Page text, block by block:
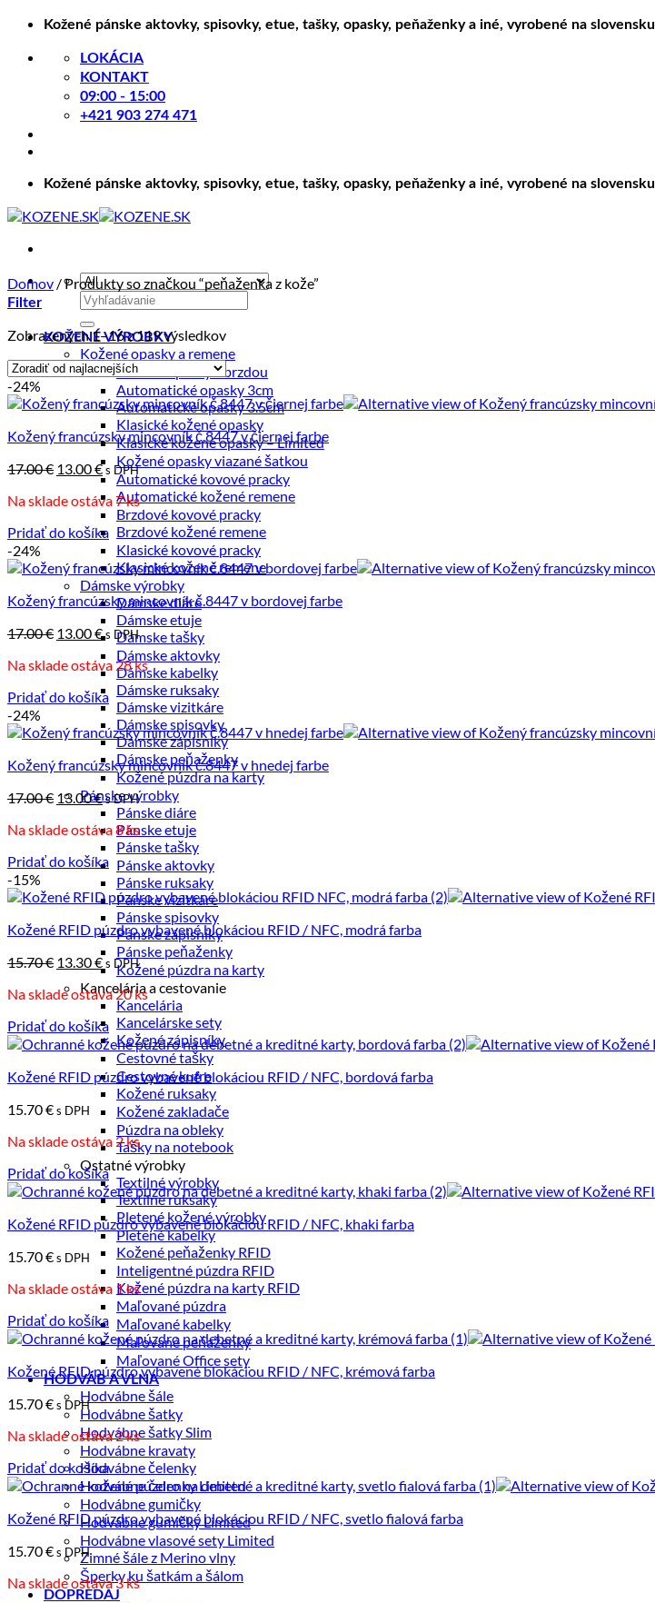
Skip
content
Kožené pánske aktovky, spisovky, etue, tašky, opasky, peňaženky a iné, vyrobené na slovensku
LOKÁCIA
KONTAKT
09:00 - 15:00
+421 903 274 471
Kožené pánske aktovky, spisovky, etue, tašky, opasky, peňaženky a iné, vyrobené na slovensku
Hľadať:
KOŽENÉ VÝROBKY
Kožené opasky a remene
Kožené opasky s brzdou
Automatické opasky 3cm
Automatické opasky 3.5cm
Klasické kožené opasky
Klasické kožené opasky – Limited
Kožené opasky viazané šatkou
Automatické kovové pracky
Automatické kožené remene
Brzdové kovové pracky
Brzdové kožené remene
Klasické kovové pracky
Klasické kožené remene
Dámske výrobky
Dámske diáre
Dámske etuje
Dámske tašky
Dámske aktovky
Dámske kabelky
Dámske ruksaky
Dámske vizitkáre
Dámske spisovky
Dámske zápisníky
Dámske peňaženky
Kožené púzdra na karty
Pánske výrobky
Pánske diáre
Pánske etuje
Pánske tašky
Pánske aktovky
Pánske ruksaky
Pánske vizitkáre
Pánske spisovky
Pánske zápisníky
Pánske peňaženky
Kožené púzdra na karty
Kancelária a cestovanie
Kancelária
Kancelárske sety
Kožené zápisníky
Cestovné tašky
Cestovné kufre
Kožené ruksaky
Kožené zakladače
Púzdra na obleky
Tašky na notebook
Ostatné výrobky
Textilné výrobky
Textilné ruksaky
Pletené kožené výrobky
Pletené kabelky
Kožené peňaženky RFID
Inteligentné púzdra RFID
Kožené púzdra na karty RFID
Maľované púzdra
Maľované kabelky
Maľované peňaženky
Maľované Office sety
HODVÁB A VLNA
Hodvábne šále
Hodvábne šatky
Hodvábne šatky Slim
Hodvábne kravaty
Hodvábne čelenky
Hodvábne čelenky Limited
Hodvábne gumičky
Hodvábne gumičky Limited
Hodvábne vlasové sety Limited
Zimné šále z Merino vlny
Šperky ku šatkám a šálom
DOPREDAJ
Domov /Produkty so značkou “peňaženka z kože”
Filter
Zobrazených 1–16 z 119 výsledkovZoradené
podľa
ceny:
od
najnižšej
po
najvyššiu
-24%
Kožený francúzsky mincovník č.8447 v čiernej farbe
17.00€ Pôvodná
bola:
17.00 €.
13.00€Aktuálna
cena
je:
13.00 €.
s DPH
Na sklade ostáva 7 ks
Pridať do košíka
-24%
Kožený francúzsky mincovník č.8447 v bordovej farbe
17.00€ Pôvodná
bola:
13.00€Aktuálna
cena
je:
13.00 €.
s DPH
Na sklade ostáva 28 ks
Pridať do košíka
-24%
Kožený francúzsky mincovník č.8447 v hnedej farbe
17.00€ Pôvodná
bola:
17.00 €.
13.00€Aktuálna
cena
je:
13.00 €.
s DPH
Na sklade ostáva 8 ks
Pridať do košíka
-15%
Kožené RFID púzdro vybavené blokáciou RFID / NFC, modrá farba
15.70€ Pôvodná
bola:
15.70 €.
13.30€Aktuálna
cena
je:
13.30 €.
s DPH
Na sklade ostáva 20 ks
Pridať do košíka
Kožené RFID púzdro vybavené blokáciou RFID / NFC, bordová farba
15.70€s DPH
Na sklade ostáva 2 ks
Pridať do košíka
Kožené RFID púzdro vybavené blokáciou RFID / NFC, khaki farba
15.70€s DPH
Na sklade ostáva 1 ks
Pridať do košíka
Kožené RFID púzdro vybavené blokáciou RFID / NFC, krémová farba
15.70€s DPH
Na sklade ostáva 2 ks
Pridať do košíka
Kožené RFID púzdro vybavené blokáciou RFID / NFC, svetlo fialová farba
15.70€s DPH
Na sklade ostáva 3 ks